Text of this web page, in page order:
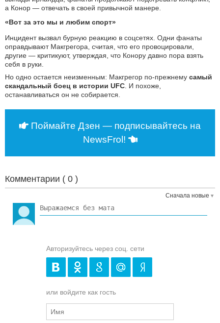
а Конор — отвечать в своей привычной манере.
«Вот за это мы и любим спорт»
Инцидент вызвал бурную реакцию в соцсетях. Одни фанаты
оправдывают Макгрегора, считая, что его провоцировали,
другие — критикуют, утверждая, что Конору давно пора взять
себя в руки.
Но одно остается неизменным: Макгрегор по-прежнему самый
скандальный боец в истории UFC. И похоже,
останавливаться он не собирается.
Поймайте Дзен — подписывайтесь на
NewsFrol!
Комментарии ( 0 )
Сначала новые
Авторизуйтесь через соц. сети
или войдите как гость